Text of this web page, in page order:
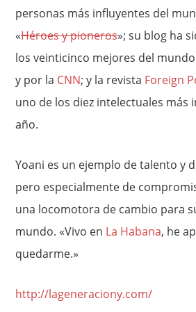
personas más influyentes del
«Héroes y pioneros»; su blog ha
los veinticinco mejores del
y por la CNN; y la revista Foreign
uno de los diez intelectuales más
año.
Yoani es un ejemplo de talento y
pero especialmente de
una locomotora de cambio para
mundo. «Vivo en La Habana, he
quedarme.»
http://lageneraciony.com/